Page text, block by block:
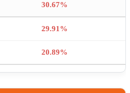
30.67%
29.91%
20.89%